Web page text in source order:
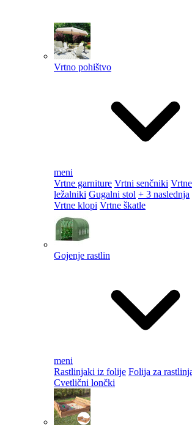
Vrtno pohištvo
meni
Vrtne garniture Vrtni senčniki
ležalniki Gugalni stol + 3 naslednja
Vrtne klopi Vrtne škatle
Gojenje rastlin
meni
Rastlinjaki iz folije Folija za
Cvetlični lončki